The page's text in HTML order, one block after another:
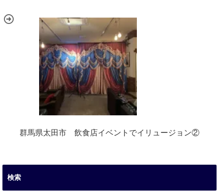
群馬県太田市 飲食店イベントでイリュージョン②
検索